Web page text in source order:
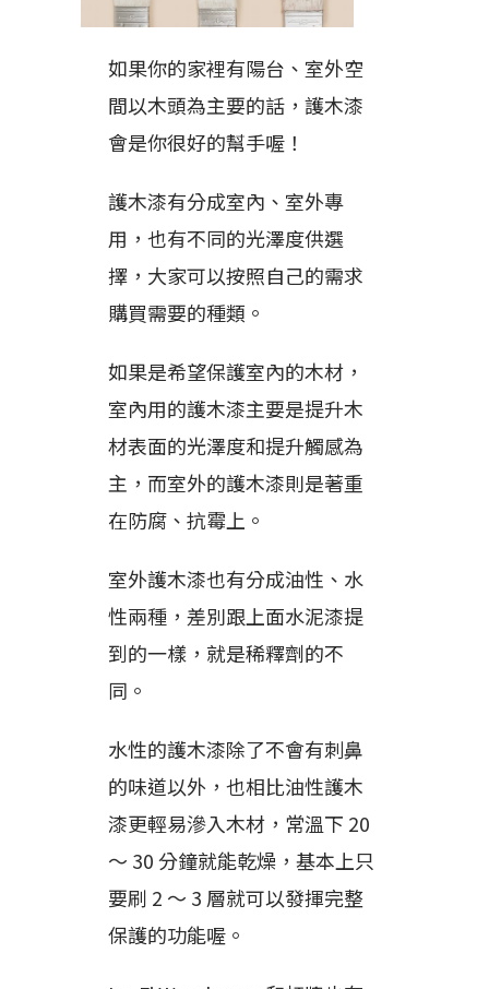
如果你的家裡有陽台、室外空
間以木頭為主要的話，護木漆
會是你很好的幫手喔！
護木漆有分成室內、室外專
用，也有不同的光澤度供選
擇，大家可以按照自己的需求
購買需要的種類。
如果是希望保護室內的木材，
室內用的護木漆主要是提升木
材表面的光澤度和提升觸感為
主，而室外的護木漆則是著重
在防腐、抗霉上。
室外護木漆也有分成油性、水
性兩種，差別跟上面水泥漆提
到的一樣，就是稀釋劑的不
同。
水性的護木漆除了不會有刺鼻
的味道以外，也相比油性護木
漆更輕易滲入木材，常溫下 20
～ 30 分鐘就能乾燥，基本上只
要刷 2 ～ 3 層就可以發揮完整
保護的功能喔。